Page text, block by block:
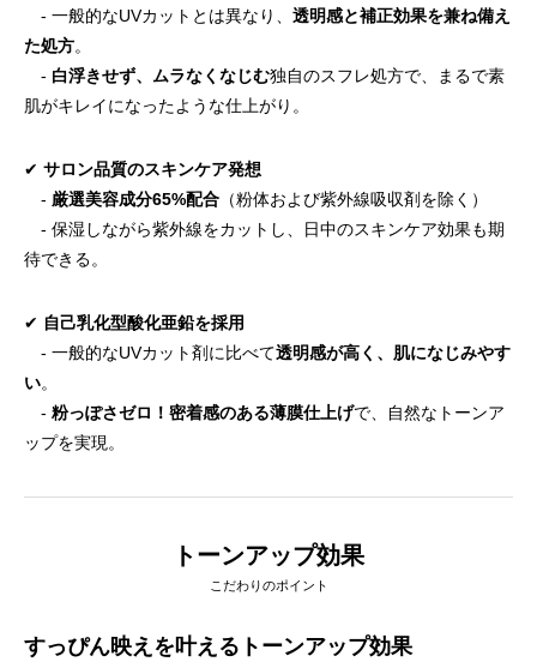
- 一般的なUVカットとは異なり、 透明感と補正効果を兼ね備え
た処方。
- 白浮きせず、ムラなくなじむ独自のスフレ処方で、まるで素
肌がキレイになったような仕上がり。
✔ サロン品質のスキンケア発想
- 厳選美容成分65%配合 （粉体および紫外線吸収剤を除く）
- 保湿しながら紫外線をカットし、日中のスキンケア効果も期
待できる。
✔ 自己乳化型酸化亜鉛を採用
- 一般的なUVカット剤に比べて透明感が高く、肌になじみやす
い。
- 粉っぽさゼロ！密着感のある薄膜仕上げで、自然なトーンア
ップを実現。
トーンアップ効果
こだわりのポイント
すっぴん映えを叶えるトーンアップ効果